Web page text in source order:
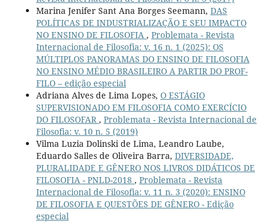
Marina Jenifer Sant Ana Borges Seemann, DAS
POLÍTICAS DE INDUSTRIALIZAÇÃO E SEU IMPACTO
NO ENSINO DE FILOSOFIA , Problemata - Revista
Internacional de Filosofia: v. 16 n. 1 (2025): OS
MÚLTIPLOS PANORAMAS DO ENSINO DE FILOSOFIA
NO ENSINO MÉDIO BRASILEIRO A PARTIR DO PROF-
FILO – edição especial
Adriana Alves de Lima Lopes, O ESTÁGIO
SUPERVISIONADO EM FILOSOFIA COMO EXERCÍCIO
DO FILOSOFAR, Problemata - Revista Internacional de
Filosofia: v. 10 n. 5 (2019)
Vilma Luzia Dolinski de Lima, Leandro Laube,
Eduardo Salles de Oliveira Barra, DIVERSIDADE,
PLURALIDADE E GÊNERO NOS LIVROS DIDÁTICOS DE
FILOSOFIA - PNLD-2018 , Problemata - Revista
Internacional de Filosofia: v. 11 n. 3 (2020): ENSINO
DE FILOSOFIA E QUESTÕES DE GÊNERO - Edição
especial